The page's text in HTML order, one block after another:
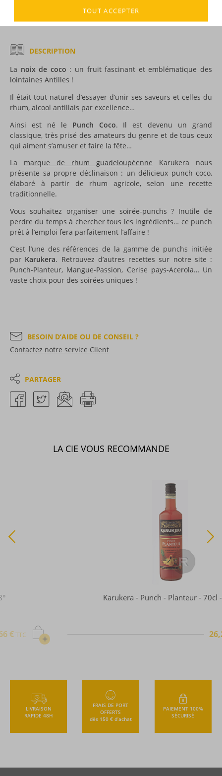
DESCRIPTION
La noix de coco : un fruit fascinant et emblématique des
lointaines Antilles !
Il était tout naturel d’essayer d’unir ses saveurs et celles du
rhum, alcool antillais par excellence…
Ainsi est né le Punch Coco. Il est devenu un grand
classique, très prisé des amateurs du genre et de tous ceux
qui aiment s’amuser et faire la fête…
La marque de rhum guadeloupéenne Karukera nous
présente sa propre déclinaison : un délicieux punch coco,
élaboré à partir de rhum agricole, selon une recette
traditionnelle.
Vous souhaitez organiser une soirée-punchs ? Inutile de
perdre du temps à chercher tous les ingrédients… ce punch
prêt à l’emploi fera parfaitement l’affaire !
C’est l’une des références de la gamme de punchs initiée
par Karukera. Retrouvez d’autres recettes sur notre site :
Punch-Planteur, Mangue-Passion, Cerise pays-Acerola… Un
vaste choix pour des soirées uniques !
BESOIN D’AIDE OU DE CONSEIL ?
Contactez notre service Client
PARTAGER
LA CIE VOUS RECOMMANDE
Karukera - Punch - Planteur - 70cl - 18°
+
26,21 €TTC
LIVRAISON
RAPIDE 48H
FRAIS DE PORT
OFFERTS
dès 150 € d’achat
PAIEMENT 100%
SÉCURISÉ
TOUT ACCEPTER